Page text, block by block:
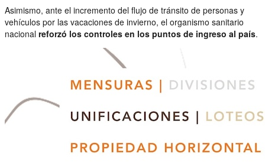
Asimismo, ante el incremento del flujo de tránsito de personas y
vehículos por las vacaciones de invierno, el organismo sanitario
nacional reforzó los controles en los puntos de ingreso al país.